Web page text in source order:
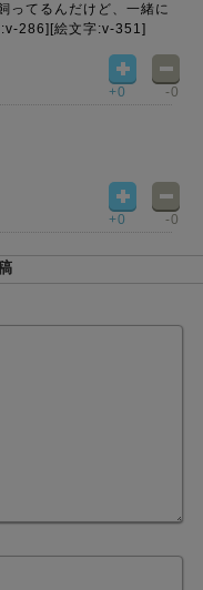
ってるんだけど、一緒に
:v-286][絵文字:v-351]
+0 -0
+0 -0